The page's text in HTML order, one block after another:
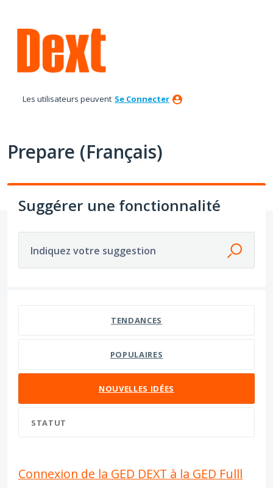
au
contenu
Les utilisateurs peuvent Se Connecter
Prepare (Français)
Suggérer une fonctionnalité
Indiquez votre suggestion
TENDANCES
POPULAIRES
NOUVELLES IDÉES
STATUT
Connexion de la GED DEXT à la GED Fulll